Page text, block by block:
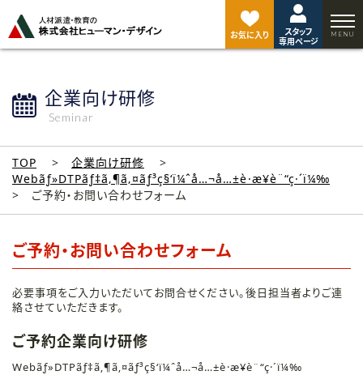
お気に入り
スタッフ
専用ページ
企業向け研修
Seminar
TOP
企業向け研修
Webãƒ»DTPãƒ‡ã‚¶ã‚¤ãƒ³ç§‘ï¼ˆå…¬å…±è·æ¥­è¨“ç·´ï¼‰
ご予約・お問い合わせフォーム
ご予約・お問い合わせフォーム
必要事項をご入力いただいてお問合せください。後日担当者よりご連
絡させていただきます。
ご予約企業向け研修
Webãƒ»DTPãƒ‡ã‚¶ã‚¤ãƒ³ç§‘ï¼ˆå…¬å…±è·æ¥­è¨“ç·´ï¼‰
ジ
ト